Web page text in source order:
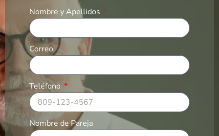
Nombre y Apellidos
Correo
Teléfono
Nombre de Pareja